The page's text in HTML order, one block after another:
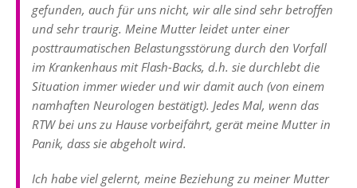
gefunden, auch für uns nicht, wir alle sind sehr betroffen
und sehr traurig. Meine Mutter leidet unter einer
posttraumatischen Belastungsstörung durch den Vorfall
im Krankenhaus mit Flash-Backs, d.h. sie durchlebt die
Situation immer wieder und wir damit auch (von einem
namhaften Neurologen bestätigt). Jedes Mal, wenn das
RTW bei uns zu Hause vorbeifährt, gerät meine Mutter in
Panik, dass sie abgeholt wird.
Ich habe viel gelernt, meine Beziehung zu meiner Mutter